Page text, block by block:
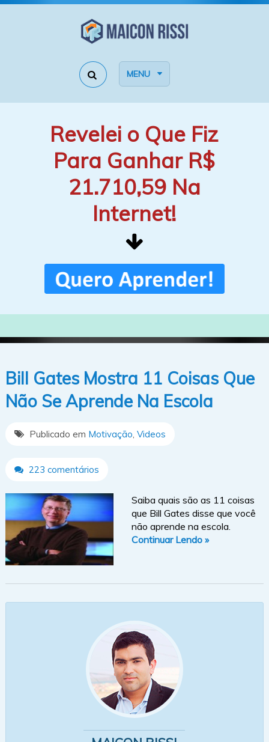
MENU
Revelei o Que Fiz
Para Ganhar R$
21.710,59 Na
Internet!
Bill Gates Mostra 11 Coisas Que
Não Se Aprende Na Escola
Publicado em Motivação Videos
223 comentários
Saiba quais são as 11 coisas
que Bill Gates disse que você
não aprende na escola.
Continuar Lendo »